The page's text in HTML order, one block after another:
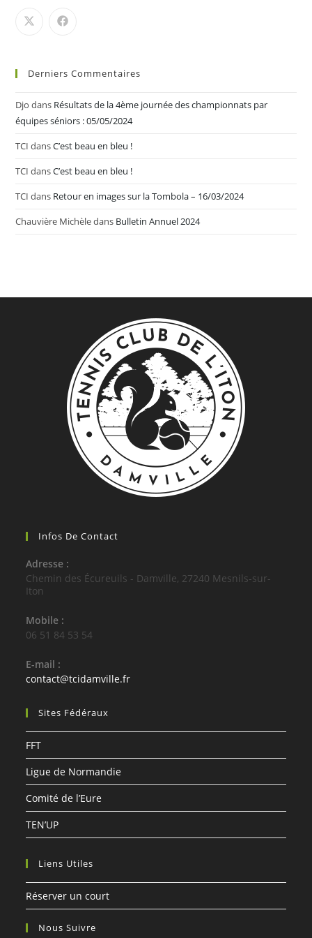
Derniers Commentaires
Djo dans Résultats de la 4ème journée des championnats par
équipes séniors : 05/05/2024
TCI dansC’est beau en bleu !
TCI dansC’est beau en bleu !
TCI dans Retour en images sur la Tombola – 16/03/2024
Chauvière Michèledans Bulletin Annuel 2024
Infos De Contact
Adresse :
Chemin des Écureuils - Damville, 27240 Mesnils-sur-
Iton
Mobile :
06 51 84 53 54
E-mail :
contact@tcidamville.frS’ouvre
Sites Fédéraux
FFT
Ligue de Normandie
Comité de l’Eure
TEN’UP
Liens Utiles
Réserver un court
Nous Suivre